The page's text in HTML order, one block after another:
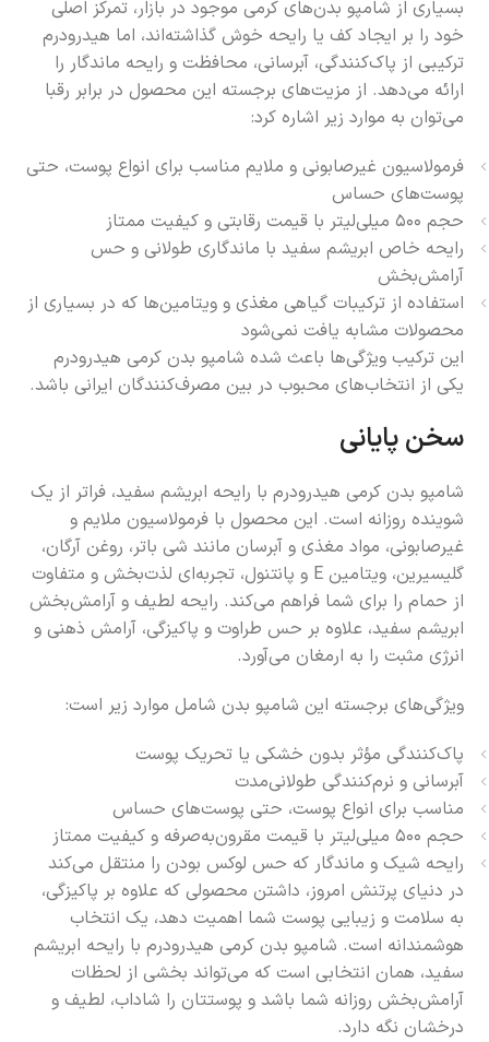
بسیاری از شامپو بدن‌های کرمی موجود در بازار، تمرکز اصلی
خود را بر ایجاد کف یا رایحه خوش گذاشته‌اند، اما هیدرودرم
ترکیبی از پاک‌کنندگی، آبرسانی، محافظت و رایحه ماندگار را
ارائه می‌دهد. از مزیت‌های برجسته این محصول در برابر رقبا
می‌توان به موارد زیر اشاره کرد:
فرمولاسیون غیرصابونی و ملایم مناسب برای انواع پوست، حتی
پوست‌های حساس
حجم ۵۰۰ میلی‌لیتر با قیمت رقابتی و کیفیت ممتاز
رایحه خاص ابریشم سفید با ماندگاری طولانی و حس
آرامش‌بخش
استفاده از ترکیبات گیاهی مغذی و ویتامین‌ها که در بسیاری از
محصولات مشابه یافت نمی‌شود
این ترکیب ویژگی‌ها باعث شده شامپو بدن کرمی هیدرودرم
یکی از انتخاب‌های محبوب در بین مصرف‌کنندگان ایرانی باشد.
سخن پایانی
شامپو بدن کرمی هیدرودرم با رایحه ابریشم سفید، فراتر از یک
شوینده روزانه است. این محصول با فرمولاسیون ملایم و
غیرصابونی، مواد مغذی و آبرسان مانند شی باتر، روغن آرگان،
گلیسیرین، ویتامین E و پانتنول، تجربه‌ای لذت‌بخش و متفاوت
از حمام را برای شما فراهم می‌کند. رایحه لطیف و آرامش‌بخش
ابریشم سفید، علاوه بر حس طراوت و پاکیزگی، آرامش ذهنی و
انرژی مثبت را به ارمغان می‌آورد.
ویژگی‌های برجسته این شامپو بدن شامل موارد زیر است:
پاک‌کنندگی مؤثر بدون خشکی یا تحریک پوست
آبرسانی و نرم‌کنندگی طولانی‌مدت
مناسب برای انواع پوست، حتی پوست‌های حساس
حجم ۵۰۰ میلی‌لیتر با قیمت مقرون‌به‌صرفه و کیفیت ممتاز
رایحه شیک و ماندگار که حس لوکس بودن را منتقل می‌کند
در دنیای پرتنش امروز، داشتن محصولی که علاوه بر پاکیزگی،
به سلامت و زیبایی پوست شما اهمیت دهد، یک انتخاب
هوشمندانه است. شامپو بدن کرمی هیدرودرم با رایحه ابریشم
سفید، همان انتخابی است که می‌تواند بخشی از لحظات
آرامش‌بخش روزانه شما باشد و پوستتان را شاداب، لطیف و
درخشان نگه دارد.